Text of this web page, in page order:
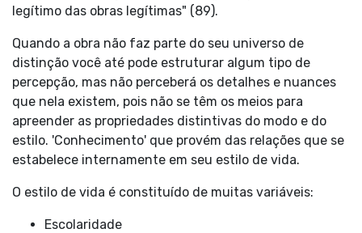
legítimo das obras legítimas" (89).
Quando a obra não faz parte do seu universo de
distinção você até pode estruturar algum tipo de
percepção, mas não perceberá os detalhes e nuances
que nela existem, pois não se têm os meios para
apreender as propriedades distintivas do modo e do
estilo. 'Conhecimento' que provém das relações que se
estabelece internamente em seu estilo de vida.
O estilo de vida é constituído de muitas variáveis:
Escolaridade